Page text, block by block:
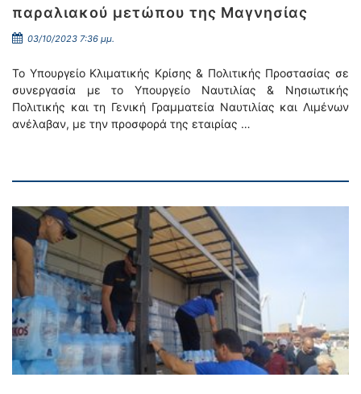
παραλιακού μετώπου της Μαγνησίας
03/10/2023 7:36 μμ.
Το Υπουργείο Κλιματικής Κρίσης & Πολιτικής Προστασίας σε
συνεργασία με το Υπουργείο Ναυτιλίας & Νησιωτικής
Πολιτικής και τη Γενική Γραμματεία Ναυτιλίας και Λιμένων
ανέλαβαν, με την προσφορά της εταιρίας …